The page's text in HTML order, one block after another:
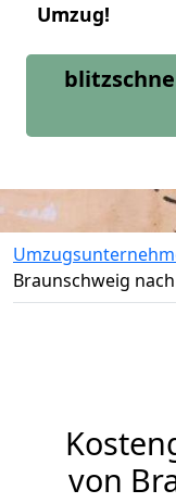
Umzug!
Braunschweig
von